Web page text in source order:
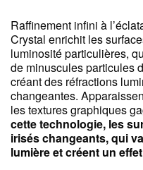
Raffinement infini à
Crystal enrichit les
luminosité particulières,
de minuscules particules
créant des réfractions
changeantes.
les textures graphiques
cette technologie, les
irisés changeants, qui
lumière et créent un